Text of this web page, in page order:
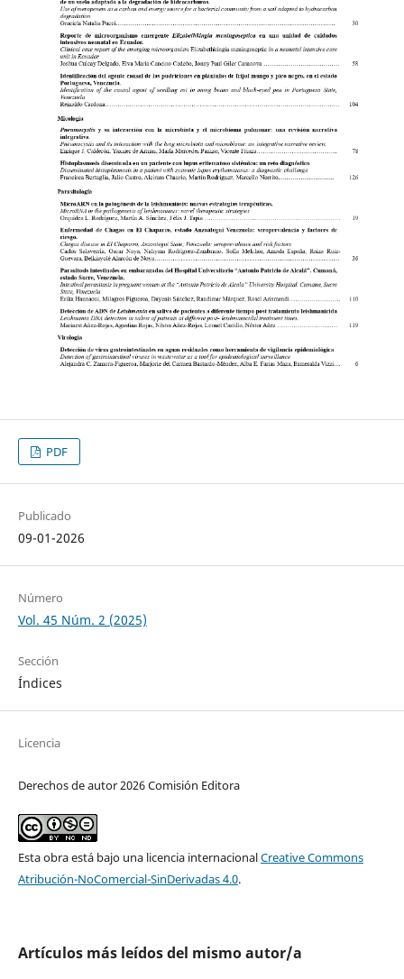
PDF
Publicado
09-01-2026
Número
Vol. 45 Núm. 2 (2025)
Sección
Índices
Licencia
Derechos de autor 2026 Comisión Editora
Esta obra está bajo una licencia internacionalCreative Commons
Atribución-NoComercial-SinDerivadas 4.0.
Artículos más leídos del mismo autor/a